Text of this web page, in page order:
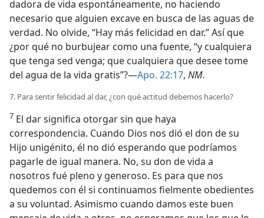
dadora de vida espontáneamente, no haciendo
necesario que alguien excave en busca de las aguas de
verdad. No olvide, “Hay más felicidad en dar.” Así que
¿por qué no burbujear como una fuente, “y cualquiera
que tenga sed venga; que cualquiera que desee tome
del agua de la vida gratis”?—Apo. 22:17, NM.
7. Para sentir felicidad al dar, ¿con qué actitud debemos hacerlo?
7 El dar significa otorgar sin que haya
correspondencia. Cuando Dios nos dió el don de su
Hijo unigénito, él no dió esperando que podríamos
pagarle de igual manera. No, su don de vida a
nosotros fué pleno y generoso. Es para que nos
quedemos con él si continuamos fielmente obedientes
a su voluntad. Asimismo cuando damos este buen